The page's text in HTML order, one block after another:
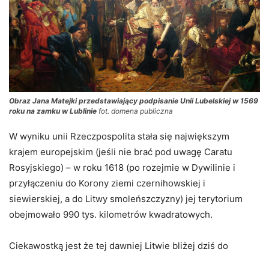
Obraz Jana Matejki przedstawiający podpisanie Unii Lubelskiej w 1569
roku na zamku w Lublinie fot. domena publiczna
W wyniku unii Rzeczpospolita stała się największym
krajem europejskim (jeśli nie brać pod uwagę Caratu
Rosyjskiego) – w roku 1618 (po rozejmie w Dywilinie i
przyłączeniu do Korony ziemi czernihowskiej i
siewierskiej, a do Litwy smoleńszczyzny) jej terytorium
obejmowało 990 tys. kilometrów kwadratowych.
Ciekawostką jest że tej dawniej Litwie bliżej dziś do